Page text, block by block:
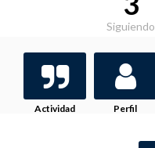
Siguiendo
Actividad Perfil